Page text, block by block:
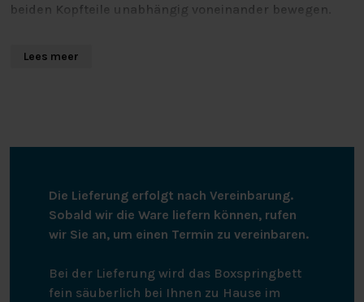
beiden Kopfteile unabhängig voneinander bewegen.
Lees meer
Die Lieferung erfolgt nach Vereinbarung.
Sobald wir die Ware liefern können, rufen
wir Sie an, um einen Termin zu vereinbaren.
Bei der Lieferung wird das Boxspringbett
fein säuberlich bei Ihnen zu Hause im